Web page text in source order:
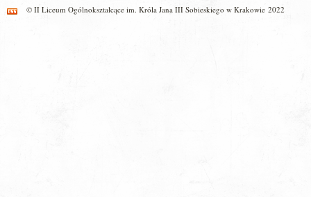
© II Liceum Ogólnokształcące im. Króla Jana III Sobieskiego w Krakowie 2022